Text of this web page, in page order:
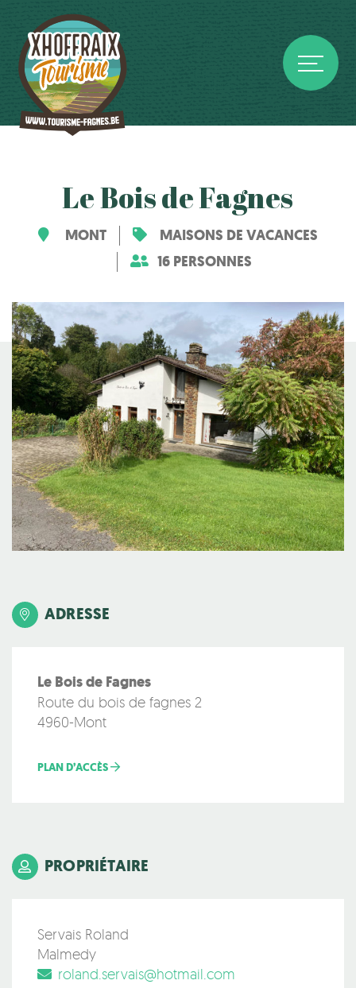
Le Bois de Fagnes
MONT
MAISONS DE VACANCES
16 PERSONNES
ADRESSE
Le Bois de Fagnes
Route du bois de fagnes 2
4960-Mont
PLAN D’ACCÈS
PROPRIÉTAIRE
Servais Roland
Malmedy
roland.servais@hotmail.com